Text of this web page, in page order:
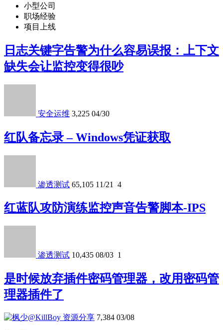
小型公司
职场经验
项目上线
日志关键字告警为什么容易误报：上下文
缺失会让监控变得很吵
安全运维 3,225 04/30
红队备忘录 – Windows凭证获取
渗透测试 65,105 11/21 4
红蓝队攻防演练监控声音告警脚本-IPS
渗透测试 10,435 08/03 1
是时候放弃插件密码管理器，改用密码管
理器插件了
资源分享 7,384 03/08